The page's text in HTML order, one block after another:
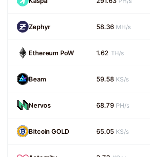
Zephyr 58.36 MH/s
Ethereum PoW 1.62 TH/s
Beam 59.58 KS/s
Nervos 68.79 PH/s
Bitcoin GOLD 65.05 KS/s